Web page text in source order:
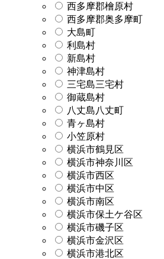
西多摩郡檜原村
西多摩郡奥多摩町
大島町
利島村
新島村
神津島村
三宅島三宅村
御蔵島村
八丈島八丈町
青ヶ島村
小笠原村
横浜市鶴見区
横浜市神奈川区
横浜市西区
横浜市中区
横浜市南区
横浜市保土ケ谷区
横浜市磯子区
横浜市金沢区
横浜市港北区